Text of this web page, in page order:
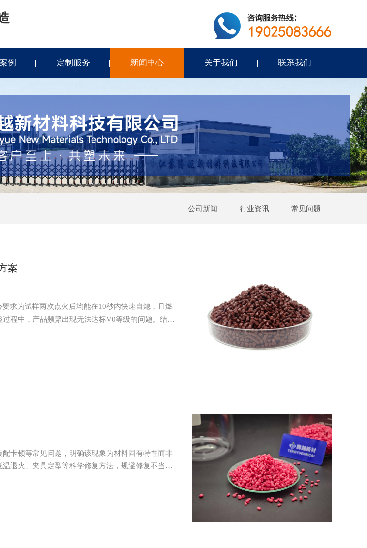
例 定制服务 新闻中心 关于我们 联系我们
公司新闻 行业资讯 常见问题
案
求为试样两次点火后均能在10秒内快速自熄，且燃
程中，产品频繁出现无法达标V0等级的问题。结合
卡顿等常见问题，明确该现象为材料固有特性而非
退火、夹具定型等科学修复方法，规避修复不当造